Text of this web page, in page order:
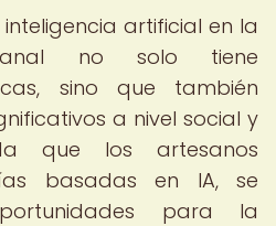
artificial en la
no solo tiene
sino que también
a nivel social y
que los artesanos
basadas en IA, se
para la